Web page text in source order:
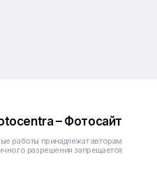
– Фотосайт
работы принадлежат авторам
разрешения запрещается